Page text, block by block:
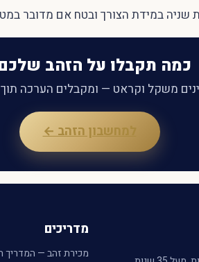
שניה במידת הצורך ובטח אם מדובר
כמה תקבלו על הזהב
משקל וקראט — ומקבלים הערכה תוך
למחשבון הזהב ←
מדריכים
מכירת זהב — המדריך